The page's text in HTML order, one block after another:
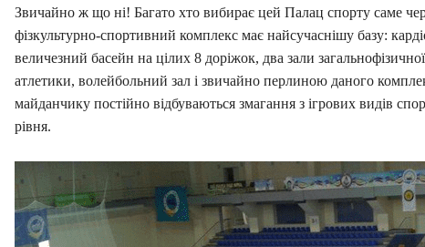
Звичайно ж що ні! Багато хто вибирає цей Палац спорту саме
фізкультурно-спортивний комплекс має найсучаснішу базу:
величезний басейн на цілих 8 доріжок, два зали
атлетики, волейбольний зал і звичайно перлиною даного
майданчику постійно відбуваються змагання з ігрових видів
рівня.